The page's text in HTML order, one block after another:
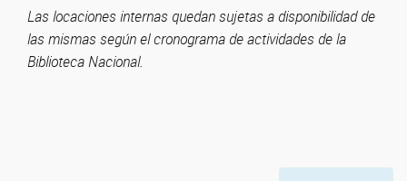
Las locaciones internas quedan sujetas a disponibilidad de
las mismas según el cronograma de actividades de la
Biblioteca Nacional.